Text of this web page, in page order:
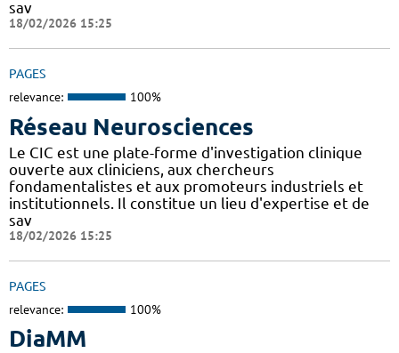
sav
18/02/2026 15:25
PAGES
relevance: 100%
Réseau Neurosciences
Le CIC est une plate-forme d'investigation clinique
ouverte aux cliniciens, aux chercheurs
fondamentalistes et aux promoteurs industriels et
institutionnels. Il constitue un lieu d'expertise et de
sav
18/02/2026 15:25
PAGES
relevance: 100%
DiaMM